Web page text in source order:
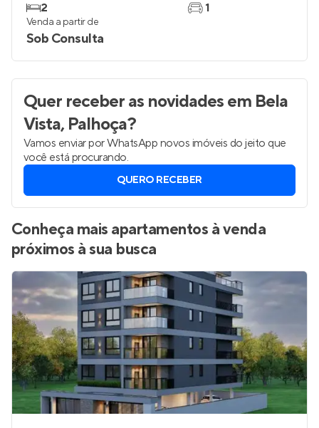
2
1
Venda a partir de
Sob Consulta
Quer receber as novidadesem Bela
Vista, Palhoça?
Vamos enviar por WhatsApp novos imóveis do jeito que
você está procurando.
QUERO RECEBER
Conheça mais apartamentos à venda
próximos à sua busca